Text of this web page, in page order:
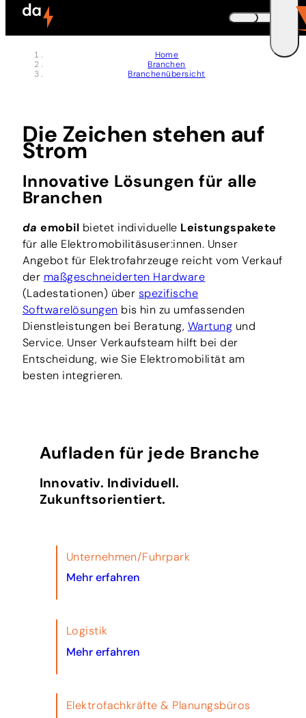
Zum Header springen (
Zum Inhalt springen (
Zum Footer springen (
zur Navigation springen (
zur Suche springen (
Barrierefreiheits-Widget öffnen ( + 6)
Zur Barrierefreiheitserklaerung ( + 7)
DEUTSCH
Home
Branchen
Branchenübersicht
Die Zeichen stehen auf
Strom
Innovative Lösungen für alle
Branchen
da emobil bietet individuelle Leistungspakete
für alle Elektromobilitäsuser:innen. Unser
Angebot für Elektrofahrzeuge reicht vom Verkauf
der maßgeschneiderten Hardware
(Ladestationen) über spezifische
Softwarelösungen bis hin zu umfassenden
Dienstleistungen bei Beratung, Wartung und
Service. Unser Verkaufsteam hilft bei der
Entscheidung, wie Sie Elektromobilität am
besten integrieren.
Aufladen für jede Branche
Innovativ. Individuell.
Zukunftsorientiert.
Unternehmen/Fuhrpark
Mehr erfahren
Logistik
Mehr erfahren
Elektrofachkräfte & Planungsbüros